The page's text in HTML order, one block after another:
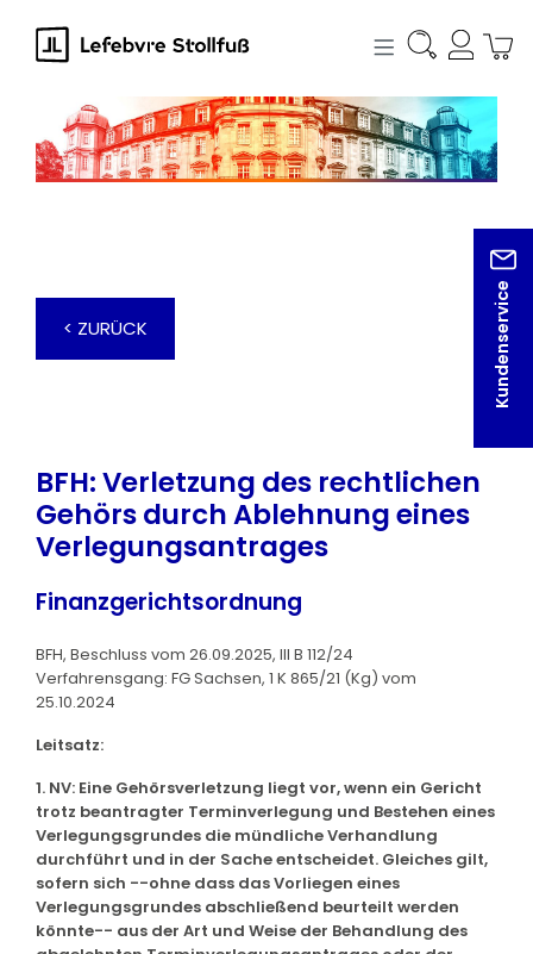
springen
Kundenservice
< ZURÜCK
BFH: Verletzung des rechtlichen
Gehörs durch Ablehnung eines
Verlegungsantrages
Finanzgerichtsordnung
BFH, Beschluss vom 26.09.2025, III B 112/24
Verfahrensgang: FG Sachsen, 1 K 865/21 (Kg) vom
25.10.2024
Leitsatz:
1. NV: Eine Gehörsverletzung liegt vor, wenn ein Gericht
trotz beantragter Terminverlegung und Bestehen eines
Verlegungsgrundes die mündliche Verhandlung
durchführt und in der Sache entscheidet. Gleiches gilt,
sofern sich --ohne dass das Vorliegen eines
Verlegungsgrundes abschließend beurteilt werden
könnte-- aus der Art und Weise der Behandlung des